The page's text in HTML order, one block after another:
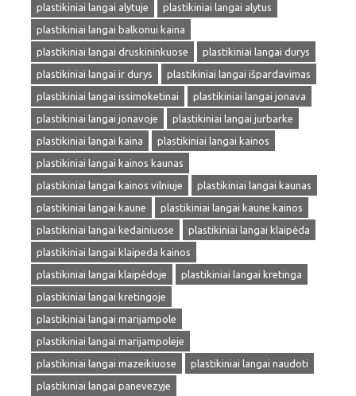
plastikiniai langai alytuje
plastikiniai langai alytus
plastikiniai langai balkonui kaina
plastikiniai langai druskininkuose
plastikiniai langai durys
plastikiniai langai ir durys
plastikiniai langai išpardavimas
plastikiniai langai issimoketinai
plastikiniai langai jonava
plastikiniai langai jonavoje
plastikiniai langai jurbarke
plastikiniai langai kaina
plastikiniai langai kainos
plastikiniai langai kainos kaunas
plastikiniai langai kainos vilniuje
plastikiniai langai kaunas
plastikiniai langai kaune
plastikiniai langai kaune kainos
plastikiniai langai kedainiuose
plastikiniai langai klaipėda
plastikiniai langai klaipeda kainos
plastikiniai langai klaipėdoje
plastikiniai langai kretinga
plastikiniai langai kretingoje
plastikiniai langai marijampole
plastikiniai langai marijampoleje
plastikiniai langai mazeikiuose
plastikiniai langai naudoti
plastikiniai langai panevezyje